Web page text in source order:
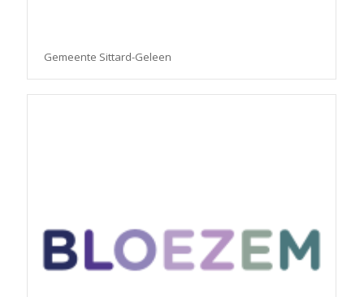
Gemeente Sittard-Geleen